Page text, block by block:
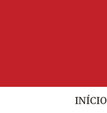
INÍCIO